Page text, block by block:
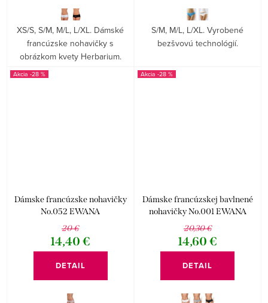
XS/S, S/M, M/L, L/XL. Dámské
francúzske nohavičky s
obrázkom kvety Herbarium.
S/M, M/L, L/XL. Vyrobené
bezšvovú technológií.
-28 %
Dámske francúzske nohavičky
No.052 EWANA
20 €
14,40 €
DETAIL
-28 %
Dámske francúzskej bavlnené
nohavičky No.001 EWANA
20,30 €
14,60 €
DETAIL